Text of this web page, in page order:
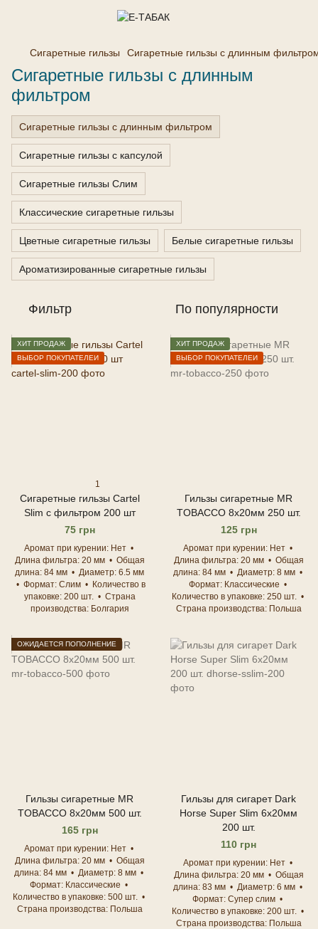
Сигаретные гильзы Сигаретные гильзы с длинным
Сигаретные гильзы с длинным
фильтром
Сигаретные гильзы с длинным фильтром
Сигаретные гильзы с капсулой
Сигаретные гильзы Слим
Классические сигаретные гильзы
Цветные сигаретные гильзы Белые сигаретные гильзы
Ароматизированные сигаретные гильзы
Фильтр По популярности
ХИТ ПРОДАЖ
ВЫБОР ПОКУПАТЕЛЕЙ
1
Сигаретные гильзы Cartel
Slim с фильтром 200 шт
75 грн
Аромат при курении
Нет
Длина фильтра 20 мм
Общая
длина 84 мм Диаметр 6.5 мм
Формат Слим
Количество в
упаковке 200 шт.
Страна
производства
Болгария
ХИТ ПРОДАЖ
ВЫБОР ПОКУПАТЕЛЕЙ
Гильзы сигаретные MR
TOBACCO 8х20мм 250 шт.
125 грн
Аромат при курении
Нет
Длина фильтра 20 мм
Общая
длина 84 мм Диаметр 8 мм
Формат
Классические
Количество в упаковке 250 шт.
Страна производства
Польша
ОЖИДАЕТСЯ ПОПОЛНЕНИЕ
Гильзы сигаретные MR
TOBACCO 8х20мм 500 шт.
165 грн
Аромат при курении
Нет
Длина фильтра 20 мм
Общая
длина 84 мм Диаметр 8 мм
Формат
Классические
Количество в упаковке 500 шт.
Страна производства
Польша
Гильзы для сигарет Dark
Horse Super Slim 6х20мм
200 шт.
110 грн
Аромат при курении
Нет
Длина фильтра 20 мм
Общая
длина 83 мм Диаметр 6 мм
Формат Супер слим
Количество в упаковке 200 шт.
Страна производства
Польша